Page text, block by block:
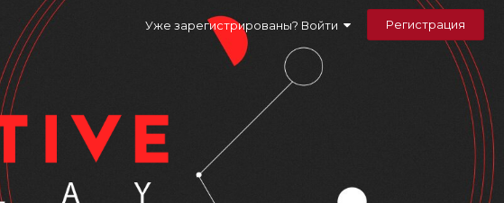
Уже зарегистрированы? Войти Регистрация